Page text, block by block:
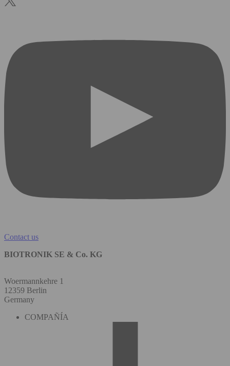
Contact us
BIOTRONIK SE & Co. KG
Woermannkehre 1
12359 Berlin
Germany
COMPAÑÍA